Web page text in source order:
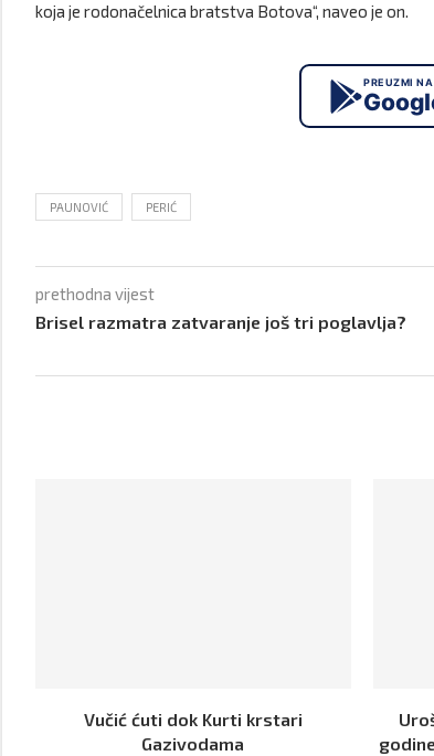
koja je rodonačelnica bratstva Botova“, naveo je on.
PREUZMI NA
PAUNOVIĆ PERIĆ
prethodna vijest
Brisel razmatra zatvaranje još tri poglavlja?
Vučić ćuti dok Kurti krstari
Gazivodama